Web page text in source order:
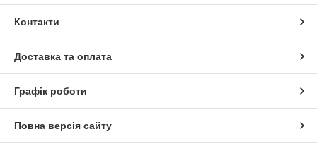
Контакти
Доставка та оплата
Графік роботи
Повна версія сайту